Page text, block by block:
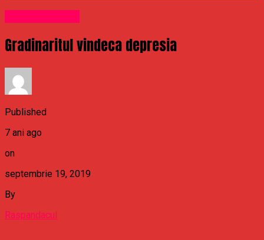
Gradinaritul vindeca depresia
Published
7 ani ago
on
septembrie 19, 2019
By
Raspandacul